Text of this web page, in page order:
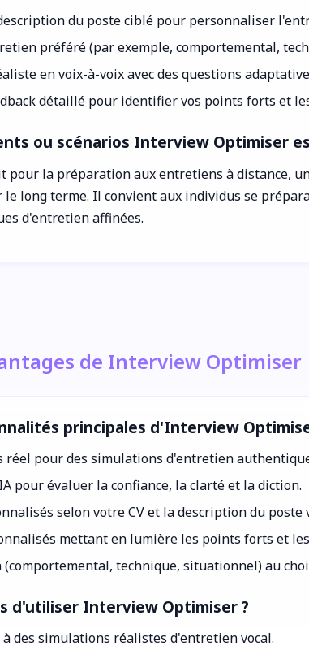
du poste ciblé pour personnaliser
préféré (par exemple, comportemental,
en voix-à-voix avec des questions
détaillé pour identifier vos points forts et
ou scénarios Interview Optimiser
la préparation aux entretiens à distance,
long terme. Il convient aux individus se
d'entretien affinées.
de Interview Optimiser
principales d'Interview
réel pour des simulations d'entretien
pour évaluer la confiance, la clarté et la diction.
selon votre CV et la description du poste
mettant en lumière les points forts et
technique, situationnel) au
d'utiliser Interview Optimiser ?
à des simulations réalistes d'entretien vocal.